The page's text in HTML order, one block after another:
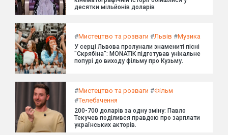
десятки мільйонів доларів
#Мистецтво та розваги #Львів #Музика
У серці Львова пролунали знамениті пісні
"Скрябіна": MONATIK підготував унікальне
попурі до виходу фільму про Кузьму.
#Мистецтво та розваги #Фільм
#Телебачення
200-700 доларів за одну зміну: Павло
Текучев поділився правдою про зарплати
українських акторів.